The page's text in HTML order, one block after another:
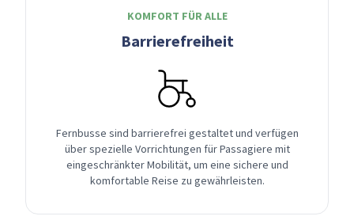
KOMFORT FÜR ALLE
Barrierefreiheit
Fernbusse sind barrierefrei gestaltet und verfügen
über spezielle Vorrichtungen für Passagiere mit
eingeschränkter Mobilität, um eine sichere und
komfortable Reise zu gewährleisten.